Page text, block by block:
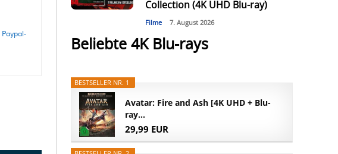
Paypal-
Collection (4K UHD Blu-ray)
Filme 7. August 2026
Beliebte 4K Blu-rays
BESTSELLER NR. 1
Avatar: Fire and Ash [4K UHD + Blu-
ray...
29,99 EUR